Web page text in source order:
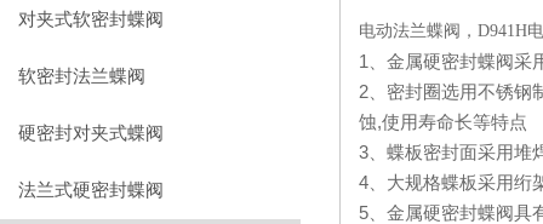
对夹式软密封蝶阀
软密封法兰蝶阀
硬密封对夹式蝶阀
法兰式硬密封蝶阀
电动法兰蝶阀，D941H
1
、金属硬密封蝶阀
2 、密封圈选用不锈
蚀,使用寿命长等特点
3 、蝶板密封面采用
4 、大规格蝶板采用
5 、金属硬密封蝶阀